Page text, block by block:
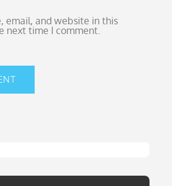
email, and website in this
next time I comment.